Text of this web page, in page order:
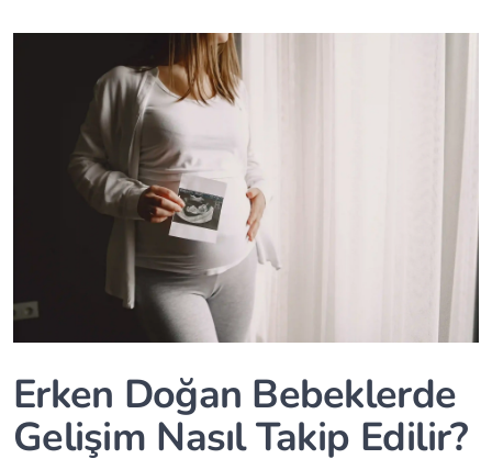
Erken Doğan Bebeklerde
Gelişim Nasıl Takip Edilir?